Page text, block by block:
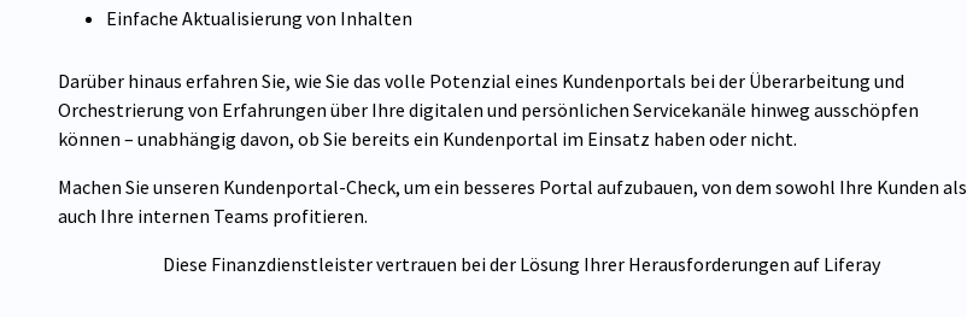
Einfache Aktualisierung von Inhalten
Darüber hinaus erfahren Sie, wie Sie das volle Potenzial eines Kundenportals bei der Überarbeitung und
Orchestrierung von Erfahrungen über Ihre digitalen und persönlichen Servicekanäle hinweg ausschöpfen
können – unabhängig davon, ob Sie bereits ein Kundenportal im Einsatz haben oder nicht.
Machen Sie unseren Kundenportal-Check, um ein besseres Portal aufzubauen, von dem sowohl Ihre Kunden als
auch Ihre internen Teams profitieren.
Diese Finanzdienstleister vertrauen bei der Lösung Ihrer Herausforderungen auf Liferay